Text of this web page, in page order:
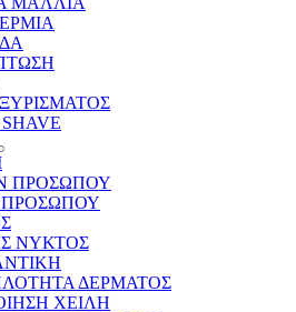
ΠΡΟΣΩΠΟΥ
ΠΡΟΣΩΠΟΥ
ΝΥΚΤΟΣ
ΔΕΡΜΑΤΟΣ
ΧΕΙΛΗ